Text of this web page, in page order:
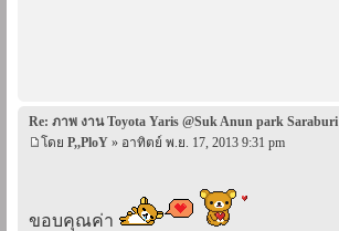
Re: ภาพ งาน Toyota Yaris @Suk Anun park Saraburi
โดย P,,PloY » อาทิตย์ พ.ย. 17, 2013 9:31 pm
ขอบคุณค่า